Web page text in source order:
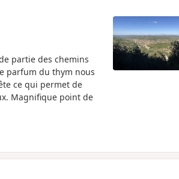
partie des chemins
parfum du thym nous
ce qui permet de
Magnifique point de